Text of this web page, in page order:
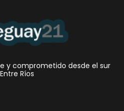
y comprometido desde el sur
Ríos